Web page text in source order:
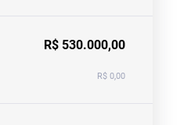
R$ 530.000,00
R$ 0,00